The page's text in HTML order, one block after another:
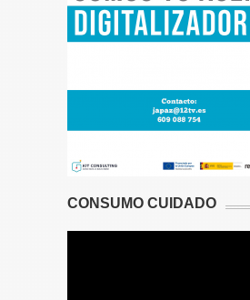
CONSUMO CUIDADO